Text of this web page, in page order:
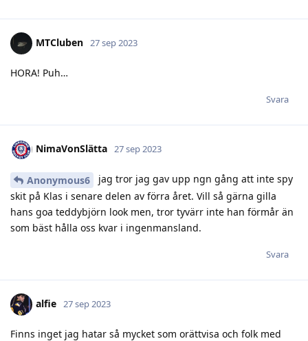
MTCluben 27 sep 2023
HORA! Puh…
Svara
NimaVonSlätta 27 sep 2023
Anonymous6
jag tror jag gav upp ngn gång att inte spy
skit på Klas i senare delen av förra året. Vill så gärna gilla
hans goa teddybjörn look men, tror tyvärr inte han förmår än
som bäst hålla oss kvar i ingenmansland.
Svara
alfie 27 sep 2023
Finns inget jag hatar så mycket som orättvisa och folk med